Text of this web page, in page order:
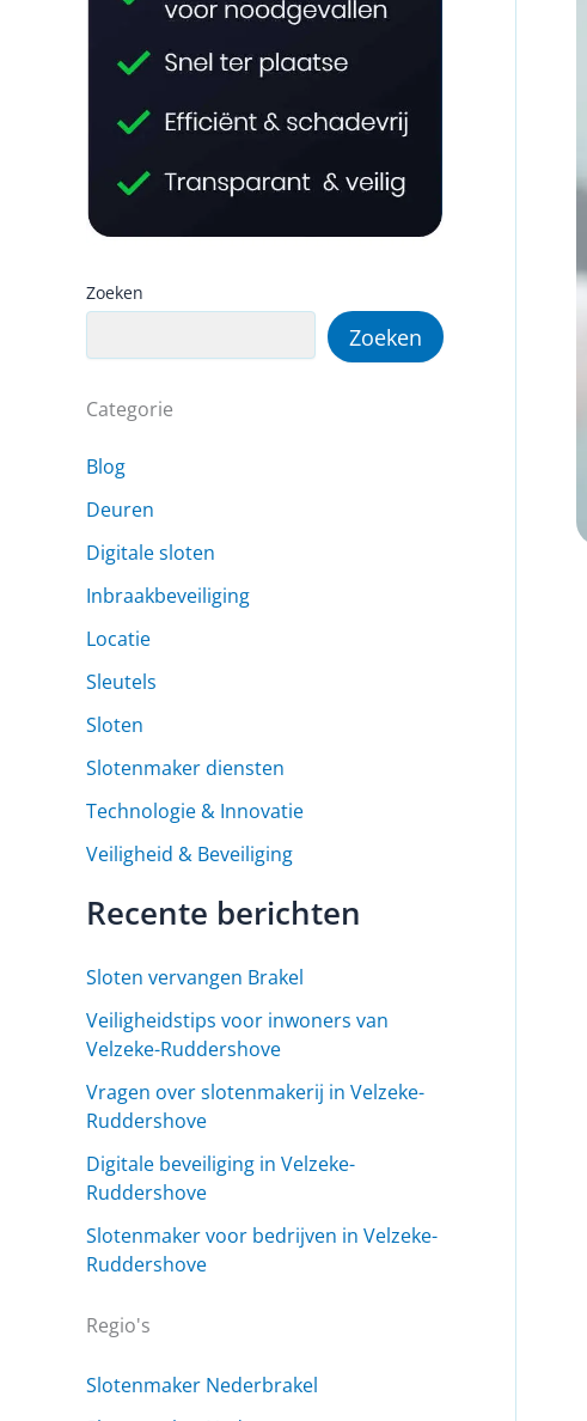
Zoeken
Zoeken
Categorie
Blog
Deuren
Digitale sloten
Inbraakbeveiliging
Locatie
Sleutels
Sloten
Slotenmaker diensten
Technologie & Innovatie
Veiligheid & Beveiliging
Recente berichten
Sloten vervangen Brakel
Veiligheidstips voor inwoners van
Velzeke-Ruddershove
Vragen over slotenmakerij in Velzeke-
Ruddershove
Digitale beveiliging in Velzeke-
Ruddershove
Slotenmaker voor bedrijven in Velzeke-
Ruddershove
Regio's
Slotenmaker Nederbrakel